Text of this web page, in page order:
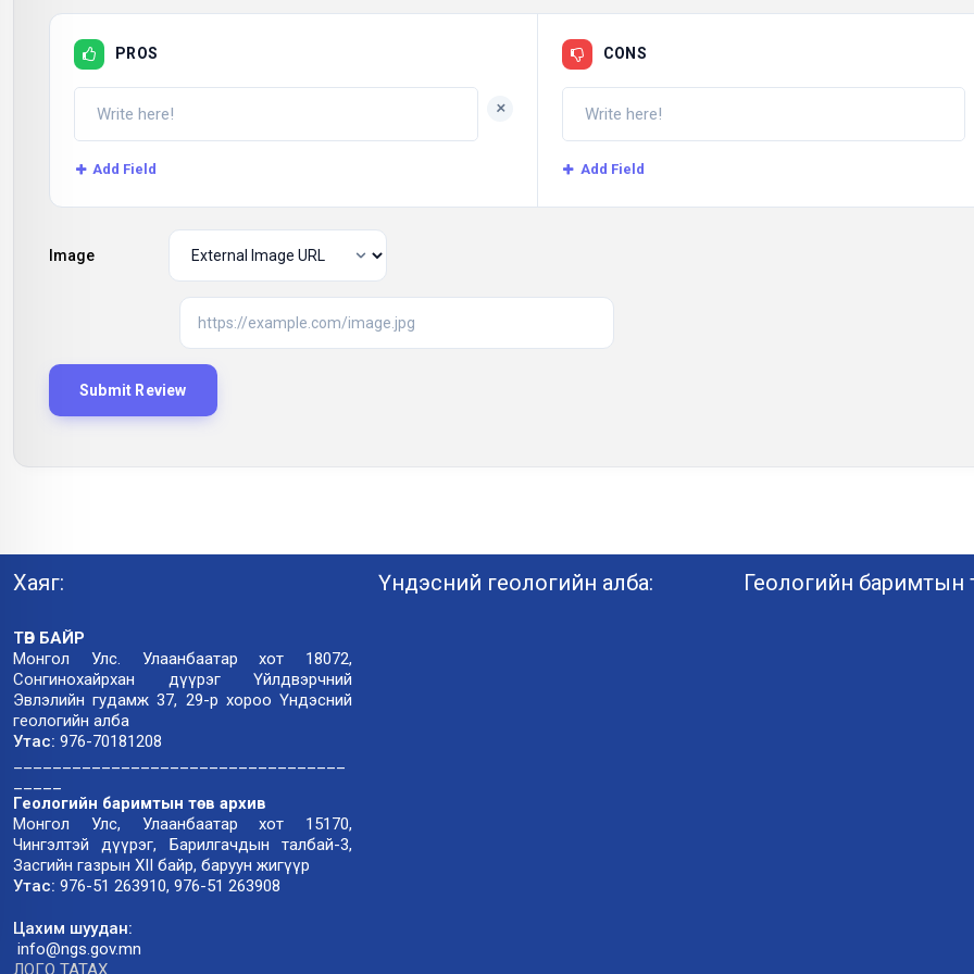
PROS
+
Add Field
CONS
Add Field
Image
Хаяг:
ТӨВ БАЙР
Монгол Улс. Улаанбаатар хот 18072,
Сонгинохайрхан дүүрэг Үйлдвэрчний
Эвлэлийн гудамж 37, 29-р хороо Үндэсний
геологийн алба
Утас: 976-70181208
Геологийн баримтын төв архив
Монгол Улс, Улаанбаатар хот 15170,
Чингэлтэй дүүрэг, Барилгачдын талбай-3,
Засгийн газрын XII байр, баруун жигүүр
Утас: 976-51 263910, 976-51 263908
Цахим шуудан:
info@ngs.gov.mn
ЛОГО ТАТАХ
Үндэсний геологийн алба: Геологийн баримтын